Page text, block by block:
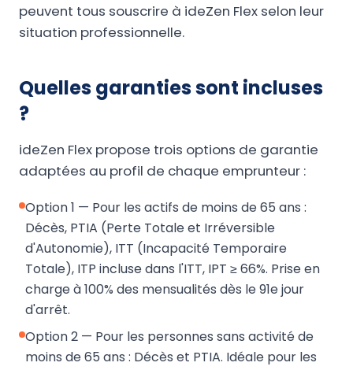
peuvent tous souscrire à ideZen Flex selon leur
situation professionnelle.
Quelles garanties sont incluses
?
ideZen Flex propose trois options de garantie
adaptées au profil de chaque emprunteur :
Option 1 — Pour les actifs de moins de 65 ans :
Décès, PTIA (Perte Totale et Irréversible
d'Autonomie), ITT (Incapacité Temporaire
Totale), ITP incluse dans l'ITT, IPT ≥ 66%. Prise en
charge à 100% des mensualités dès le 91e jour
d'arrêt.
Option 2 — Pour les personnes sans activité de
moins de 65 ans : Décès et PTIA. Idéale pour les